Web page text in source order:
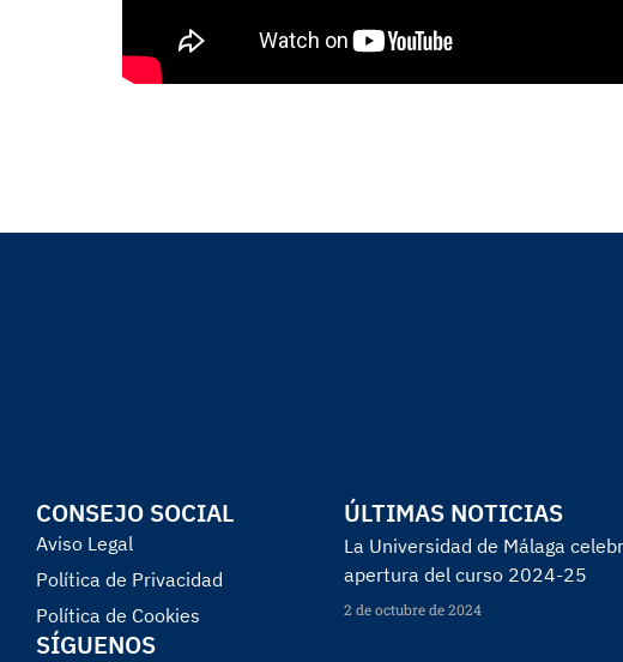
CONSEJO SOCIAL
Aviso Legal
Política de Privacidad
Política de Cookies
SÍGUENOS
ÚLTIMAS NOTICIAS
La Universidad de Málaga
apertura del curso 2024-25
2 de octubre de 2024